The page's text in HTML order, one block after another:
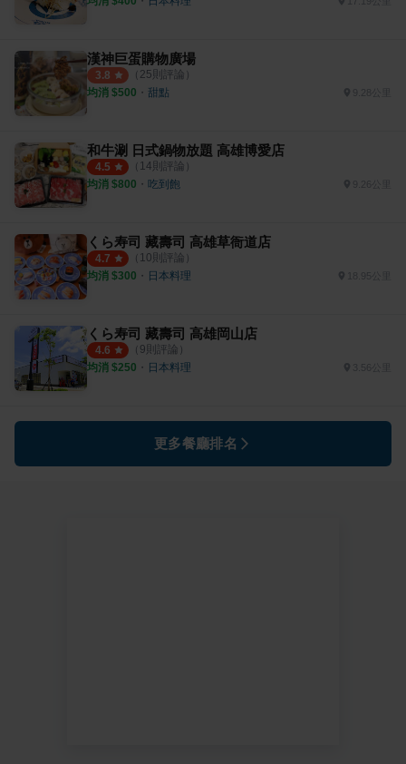
漢神巨蛋購物廣場
3.8 （ 25則評論）
均消 $500 ・ 甜點
和牛涮 日式鍋物放題 高雄博愛店
4.5 （ 14則評論）
均消 $800 ・ 吃到飽
くら寿司 藏壽司 高雄草衙道店
4.7 （ 10則評論）
均消 $300 ・ 日本料理 18.95公里
くら寿司 藏壽司 高雄岡山店
4.6 （ 9則評論）
均消 $250 ・ 日本料理 3.56公里
更多餐廳排名